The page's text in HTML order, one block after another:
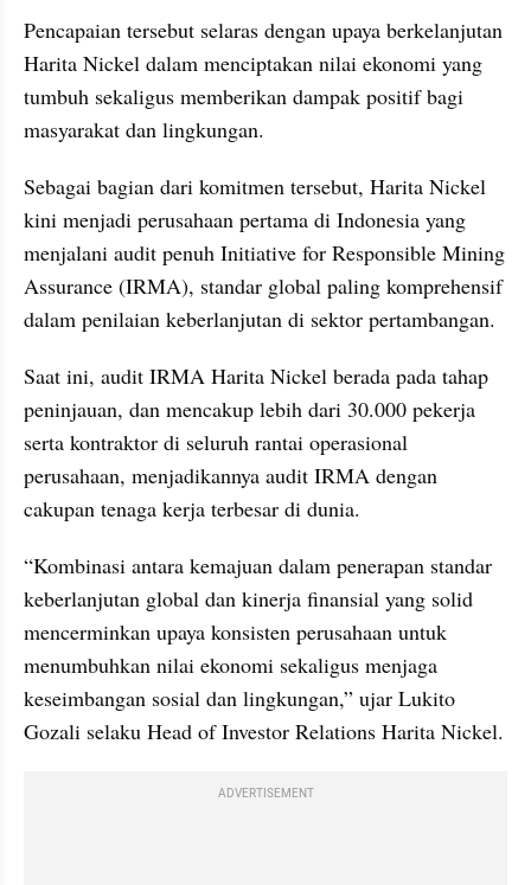
Pencapaian tersebut selaras dengan upaya berkelanjutan
Harita Nickel dalam menciptakan nilai ekonomi yang
tumbuh sekaligus memberikan dampak positif bagi
masyarakat dan lingkungan.
Sebagai bagian dari komitmen tersebut, Harita Nickel
kini menjadi perusahaan pertama di Indonesia yang
menjalani audit penuh Initiative for Responsible Mining
Assurance (IRMA), standar global paling komprehensif
dalam penilaian keberlanjutan di sektor pertambangan.
Saat ini, audit IRMA Harita Nickel berada pada tahap
peninjauan, dan mencakup lebih dari 30.000 pekerja
serta kontraktor di seluruh rantai operasional
perusahaan, menjadikannya audit IRMA dengan
cakupan tenaga kerja terbesar di dunia.
“Kombinasi antara kemajuan dalam penerapan standar
keberlanjutan global dan kinerja finansial yang solid
mencerminkan upaya konsisten perusahaan untuk
menumbuhkan nilai ekonomi sekaligus menjaga
keseimbangan sosial dan lingkungan,” ujar Lukito
ADVERTISEMENT